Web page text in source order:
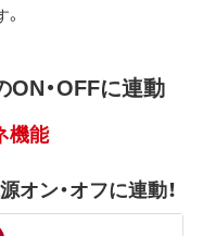
・OFFに連動
機能
オン・オフに連動！